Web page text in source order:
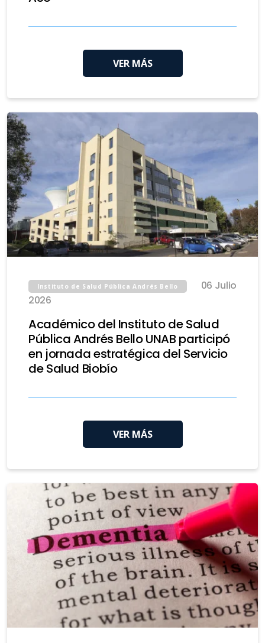
VER MÁS
Instituto de Salud Pública Andrés Bello
06 Julio
2026
Académico del Instituto de Salud
Pública Andrés Bello UNAB participó
en jornada estratégica del Servicio
de Salud Biobío
VER MÁS